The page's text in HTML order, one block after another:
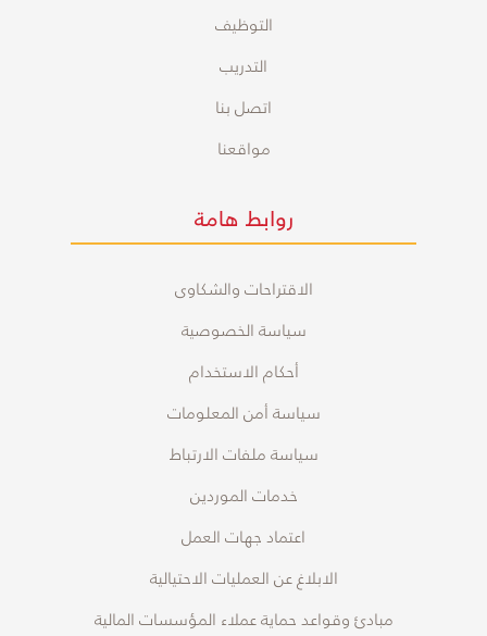
التوظيف
التدريب
اتصل بنا
مواقعنا
روابط هامة
الاقتراحات والشكاوى
سياسة الخصوصية
أحكام الاستخدام
سياسة أمن المعلومات
سياسة ملفات الارتباط
خدمات الموردين
اعتماد جهات العمل
الابلاغ عن العمليات الاحتيالية
مبادئ وقواعد حماية عملاء المؤسسات المالية